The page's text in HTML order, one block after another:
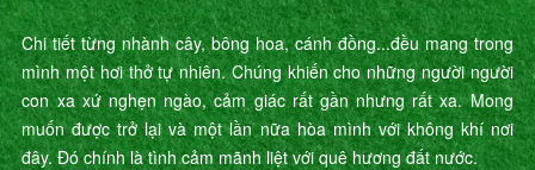
Chi tiết từng nhành cây, bông hoa, cánh đồng...đều mang trong
mình một hơi thở tự nhiên. Chúng khiến cho những người người
con xa xứ nghẹn ngào, cảm giác rất gần nhưng rất xa. Mong
muốn được trở lại và một lần nữa hòa mình với không khí nơi
đây. Đó chính là tình cảm mãnh liệt với quê hương đất nước.